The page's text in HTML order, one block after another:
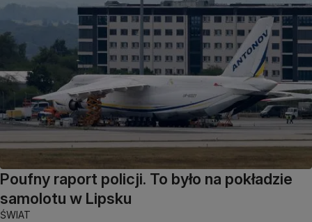
Poufny raport policji. To było na pokładzie
samolotu w Lipsku
ŚWIAT